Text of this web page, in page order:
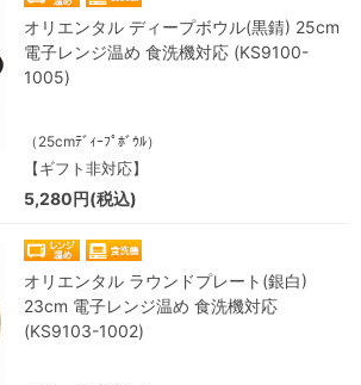
オリエンタル ディープボウル(黒錆) 25cm
電子レンジ温め 食洗機対応 (KS9100-
1005)
（25cmﾃﾞｨｰﾌﾟﾎﾞｳﾙ）
【ギフト非対応】
5,280円(税込)
オリエンタル ラウンドプレート(銀白)
23cm 電子レンジ温め 食洗機対応
(KS9103-1002)